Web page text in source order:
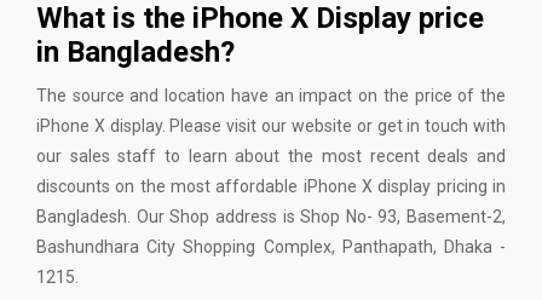
What is the iPhone X Display price
in Bangladesh?
The source and location have an impact on the price of the
iPhone X display. Pleasevisit our website or get in touch with
our sales staff to learn about the most recent deals and
discounts on the most affordable iPhone X display pricing in
Bangladesh. Our Shop address is Shop No- 93, Basement-2,
Bashundhara City Shopping Complex, Panthapath, Dhaka -
1215.